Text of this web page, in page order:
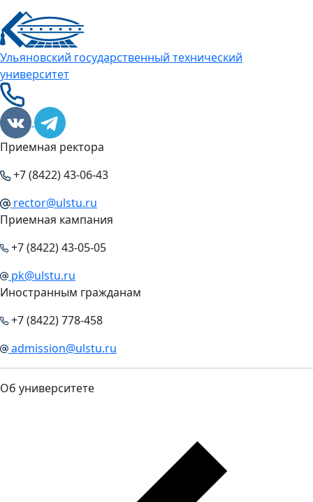
Ульяновский государственный технический
университет
Приемная ректора
+7 (8422) 43-06-43
rector@ulstu.ru
Приемная кампания
+7 (8422) 43-05-05
pk@ulstu.ru
Иностранным гражданам
+7 (8422) 778-458
admission@ulstu.ru
Об университете